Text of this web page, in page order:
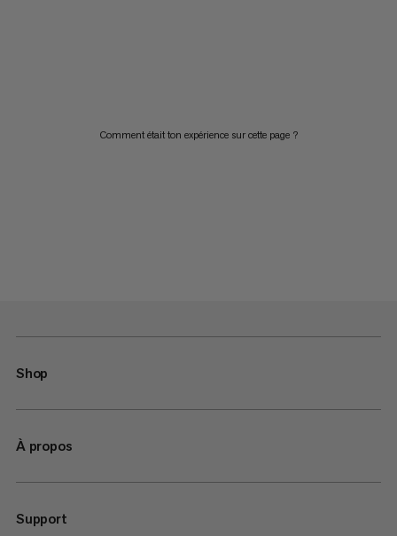
Comment était ton expérience sur cette page ?
Shop
À propos
Support